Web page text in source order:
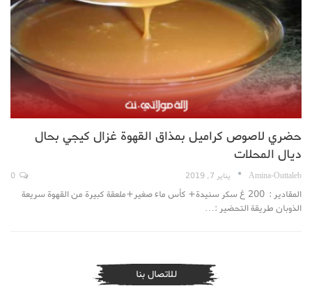
حضري لاصوص كراميل بمذاق القهوة غزال كيجي بحال
ديال المحلات
Amina-Outtaleb يناير 7, 2019
المقادير : 200 غ سكر سنيدة+ كأس ماء صغير+ملعقة كبيرة من القهوة سريعة
الذوبان طريقة التحضير :…
للاتصال بنا